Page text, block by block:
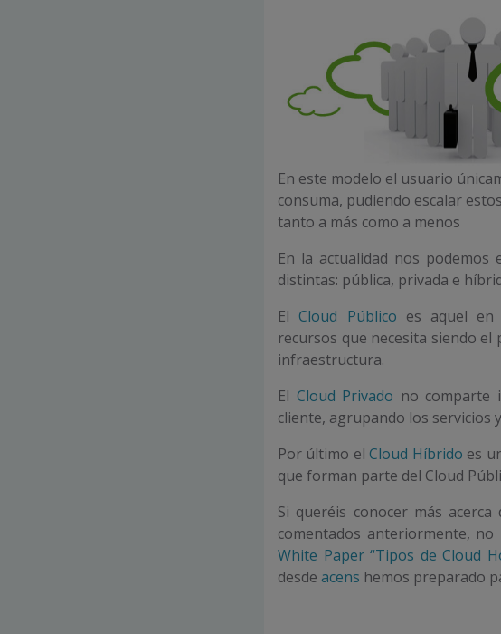
En este modelo el usuario
consuma, pudiendo escalar
tanto a más como a menos
En la actualidad nos
distintas: pública, privada e
ElCloud Público es aquel
recursos que necesita siendo
infraestructura.
El Cloud Privado no comparte
cliente, agrupando los servicios
Por último elCloud Híbrido es
que forman parte del Cloud
Si queréis conocer más
comentados anteriormente,
White Paper “Tipos de Cloud
desde acens hemos preparado